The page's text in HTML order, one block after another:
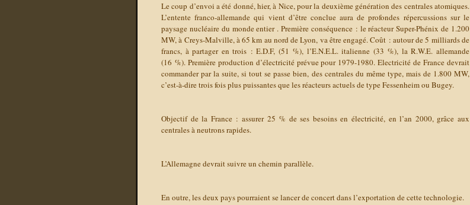
Le coup d’envoi a été donné, hier, à Nice, pour la deuxième génération des centrales atomiques.
L’entente franco-allemande qui vient d’être conclue aura de profondes répercussions sur le
paysage nucléaire du monde entier . Première conséquence : le réacteur Super-Phénix de 1.200
MW, à Creys-Malville, à 65 km au nord de Lyon, va être engagé. Coût : autour de 5 milliards de
francs, à partager en trois : E.D.F, (51 %), l’E.N.E.L. italienne (33 %), la R.W.E. allemande
(16 %). Première production d’électricité prévue pour 1979-1980. Electricité de France devrait
commander par la suite, si tout se passe bien, des centrales du même type, mais de 1.800 MW,
c’est-à-dire trois fois plus puissantes que les réacteurs actuels de type Fessenheim ou Bugey.
Objectif de la France : assurer 25 % de ses besoins en électricité, en l’an 2000, grâce aux
centrales à neutrons rapides.
L’Allemagne devrait suivre un chemin parallèle.
En outre, les deux pays pourraient se lancer de concert dans l’exportation de cette technologie.